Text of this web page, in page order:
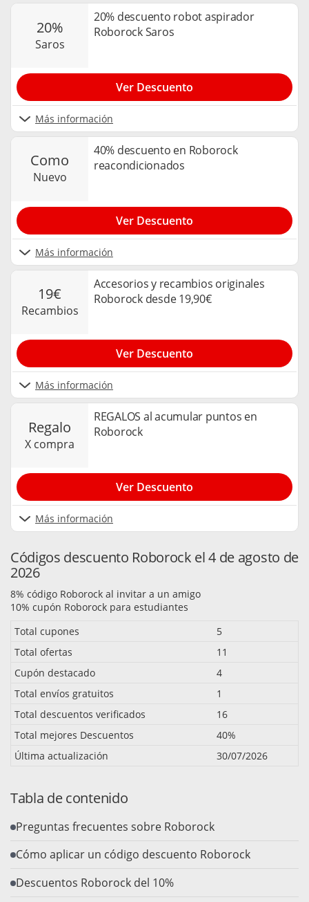
20%
saros
20% descuento robot aspirador
Roborock Saros
Más información
Ver Descuento
como
nuevo
40% descuento en Roborock
reacondicionados
Más información
Ver Descuento
19€
recambios
Accesorios y recambios originales
Roborock desde 19,90€
Más información
Ver Descuento
regalo
x compra
REGALOS al acumular puntos en
Roborock
Más información
Ver Descuento
Códigos descuento Roborock el 4 de agosto de
2026
8% código Roborock al invitar a un amigo
10% cupón Roborock para estudiantes
Total cupones
5
Total ofertas
11
Cupón destacado
4
Total envíos gratuitos
1
Total descuentos verificados
16
Total mejores Descuentos
40%
Última actualización
30/07/2026
Tabla de contenido
Preguntas frecuentes sobre Roborock
Cómo aplicar un código descuento Roborock
Descuentos Roborock del 10%